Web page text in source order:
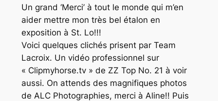
Un grand ‘Merci’ à tout le monde qui m’en
aider mettre mon très bel étalon en
exposition à St. Lo!!!
Voici quelques clichés prisent par Team
Lacroix. Un vidéo professionnel sur
« Clipmyhorse.tv » de ZZ Top No. 21 à voir
aussi. On attends des magnifiques photos
de ALC Photographies, merci à Aline!! Puis